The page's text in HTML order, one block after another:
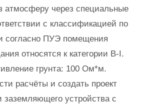
атмосферу через специальные
с классификацией по
согласно ПУЭ помещения
относятся к категории В-I.
грунта: 100 Ом*м.
расчёты и создать проект
устройства с